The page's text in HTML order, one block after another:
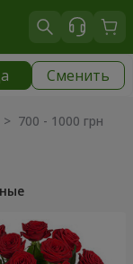
Сменить
700 - 1000 грн